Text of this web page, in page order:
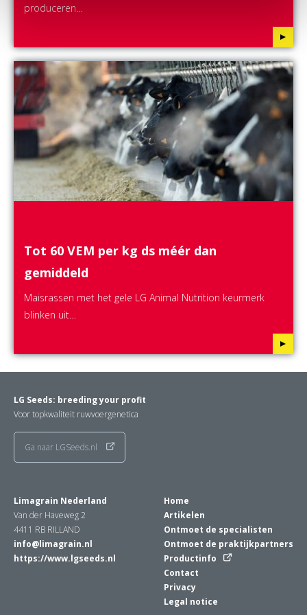
produceren…
Tot 60 VEM per kg ds méér dan
gemiddeld
Maisrassen met het gele LG Animal Nutrition keurmerk
blinken uit…
LG Seeds: breeding your profit
Voor topkwaliteit ruwvoergenetica
Ga naar LGSeeds.nl
Limagrain Nederland
Van der Haveweg 2
4411 RB RILLAND
info@limagrain.nl
https://www.lgseeds.nl
Home
Artikelen
Ontmoet de specialisten
Ontmoet de praktijkpartners
Productinfo
Contact
Privacy
Legal notice